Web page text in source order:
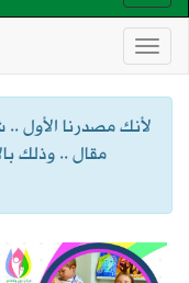
لأنك مصدرنا الأول
مقال .. وذلك